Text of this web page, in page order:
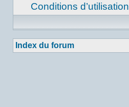
Conditions d’utilisation
Index du forum